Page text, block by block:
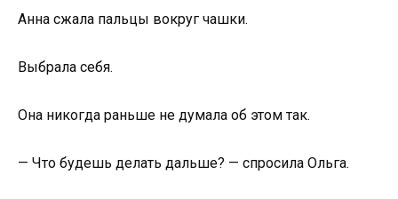
Анна сжала пальцы вокруг чашки.
Выбрала себя.
Она никогда раньше не думала об этом так.
— Что будешь делать дальше? — спросила Ольга.